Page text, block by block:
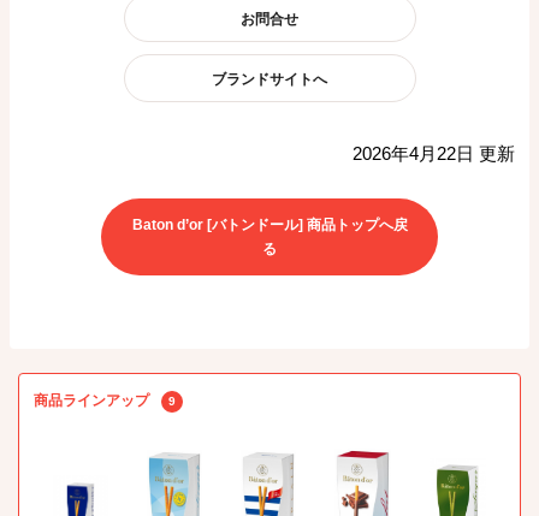
お問合せ
ブランドサイトへ
2026年4月22日 更新
Baton d’or [バトンドール] 商品トップへ戻
る
商品ラインアップ 9